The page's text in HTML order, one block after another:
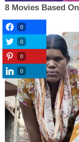
0
0
0
0